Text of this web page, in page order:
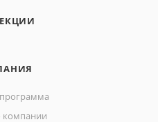
компании